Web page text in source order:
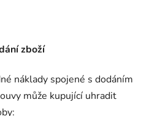
zboží
náklady spojené s dodáním
může kupující uhradit